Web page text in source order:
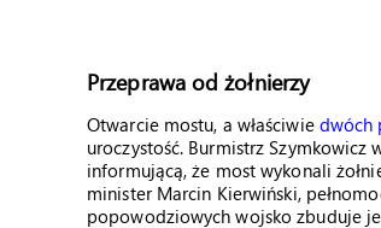
Przeprawa od żołnierzy
Otwarcie mostu, a właściwie dwóch
uroczystość. Burmistrz
informującą, że most wykonali
minister Marcin Kierwiński,
popowodziowych wojsko zbuduje